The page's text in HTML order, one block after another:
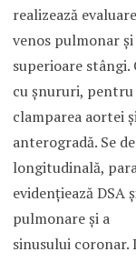
realizează
venos pulmonar
superioare stângi.
cu şnururi, pentru
clamparea aortei
anterogradă. Se
longitudinală,
evidenţiează DSA
pulmonare şi a
sinusului coronar.